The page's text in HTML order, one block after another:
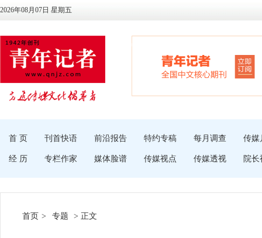
2026年08月07日 星期五
首 页 刊首快语 前沿报告 特约专稿 每月调查 传媒
经 历 专栏作家 媒体脸谱 传媒视点 传媒透视 院长
首页 > 专题 > 正文